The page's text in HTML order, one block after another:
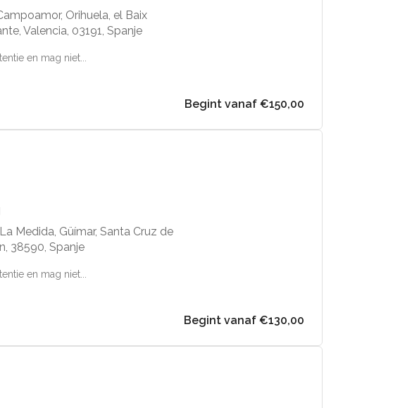
Orihuela, el Baix
Valencia, 03191, Spanje
en mag niet...
Begint vanaf €150,00
Medida, Güímar, Santa Cruz de
38590, Spanje
en mag niet...
Begint vanaf €130,00